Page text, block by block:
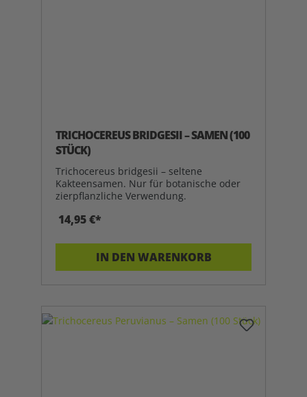
TRICHOCEREUS BRIDGESII – SAMEN (100
STÜCK)
Trichocereus bridgesii – seltene
Kakteensamen. Nur für botanische oder
zierpflanzliche Verwendung.
14,95 €*
IN DEN WARENKORB